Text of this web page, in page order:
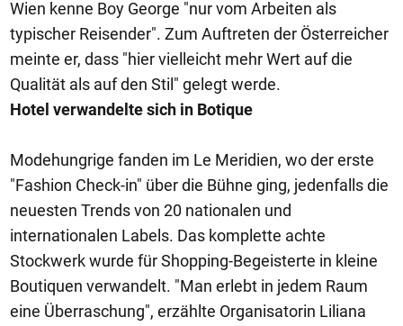
Wien kenne Boy George "nur vom Arbeiten als
typischer Reisender". Zum Auftreten der Österreicher
meinte er, dass "hier vielleicht mehr Wert auf die
Qualität als auf den Stil" gelegt werde.
Hotel verwandelte sich in Botique
Modehungrige fanden im Le Meridien, wo der erste
"Fashion Check-in" über die Bühne ging, jedenfalls die
neuesten Trends von 20 nationalen und
internationalen Labels. Das komplette achte
Stockwerk wurde für Shopping-Begeisterte in kleine
Boutiquen verwandelt. "Man erlebt in jedem Raum
eine Überraschung", erzählte Organisatorin Liliana